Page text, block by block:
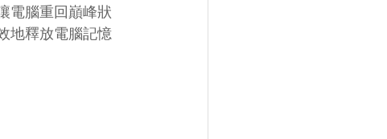
電腦重回巔峰狀
地釋放電腦記憶